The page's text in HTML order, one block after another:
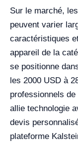
Sur le marché,
peuvent varier
caractéristiques
appareil de la
se positionne
les 2000 USD à
professionnels
allie technologie
devis
plateforme